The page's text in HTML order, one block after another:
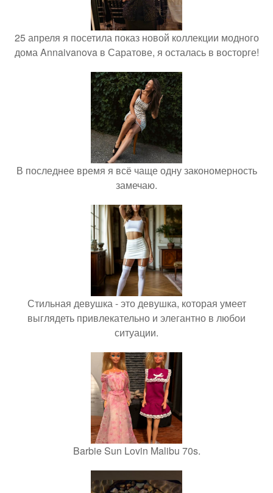
25 апреля я посетила показ новой коллекции модного
дома Annaivanova в Саратове, я осталась в восторге!
В последнее время я всё чаще одну закономерность
замечаю.
Стильная девушка - это девушка, которая умеет
выглядеть привлекательно и элегантно в любои
ситуации.
Barbie Sun Lovin Malibu 70s.